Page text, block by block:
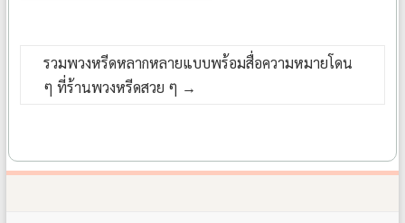
รวมพวงหรีดหลากหลายแบบพร้อมสื่อความหมายโดน
ๆ ที่ร้านพวงหรีดสวย ๆ →